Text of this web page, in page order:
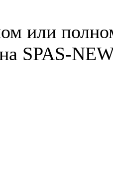
или
SPAS-